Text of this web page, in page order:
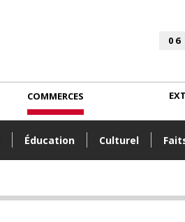
Éducation Culturel
COMMERCES